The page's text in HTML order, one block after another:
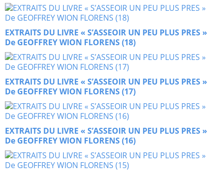
EXTRAITS DU LIVRE « S’ASSEOIR UN PEU PLUS PRES »
De GEOFFREY WION FLORENS (18)
EXTRAITS DU LIVRE « S’ASSEOIR UN PEU PLUS PRES »
De GEOFFREY WION FLORENS (17)
EXTRAITS DU LIVRE « S’ASSEOIR UN PEU PLUS PRES »
De GEOFFREY WION FLORENS (16)